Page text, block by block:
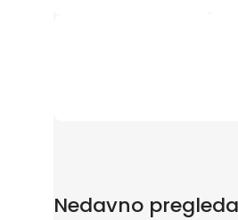
Nedavno